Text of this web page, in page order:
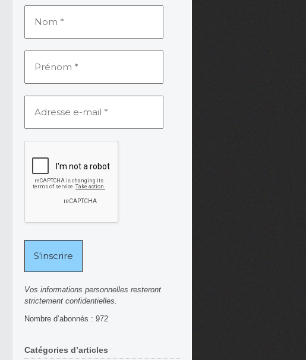
Vos informations personnelles resteront
strictement confidentielles.
Nombre d’abonnés : 972
Catégories d’articles